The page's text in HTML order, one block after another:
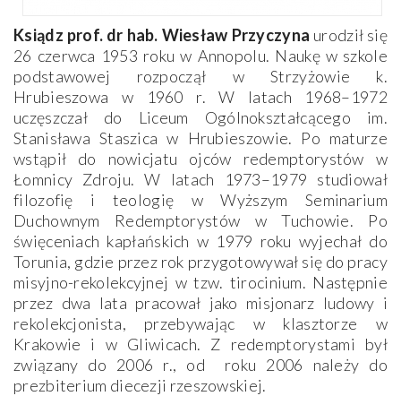
Ksiądz prof. dr hab. Wiesław Przyczyna urodził się
26 czerwca 1953 roku w Annopolu. Naukę w szkole
podstawowej rozpoczął w Strzyżowie k.
Hrubieszowa w 1960 r. W latach 1968–1972
uczęszczał do Liceum Ogólnokształcącego im.
Stanisława Staszica w Hrubieszowie. Po maturze
wstąpił do nowicjatu ojców redemptorystów w
Łomnicy Zdroju. W latach 1973–1979 studiował
filozofię i teologię w Wyższym Seminarium
Duchownym Redemptorystów w Tuchowie. Po
święceniach kapłańskich w 1979 roku wyjechał do
Torunia, gdzie przez rok przygotowywał się do pracy
misyjno-rekolekcyjnej w tzw. tirocinium. Następnie
przez dwa lata pracował jako misjonarz ludowy i
rekolekcjonista, przebywając w klasztorze w
Krakowie i w Gliwicach. Z redemptorystami był
związany do 2006 r., od roku 2006 należy do
prezbiterium diecezji rzeszowskiej.